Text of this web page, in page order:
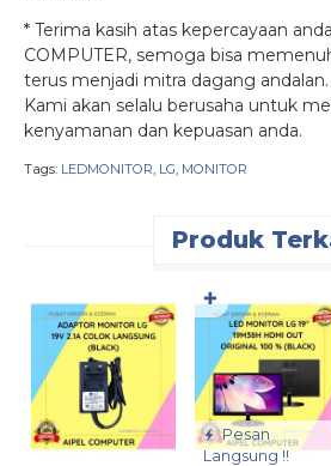
* Terima kasih atas kepercayaan
COMPUTER, semoga bisa
terus menjadi mitra dagang andalan.
Kami akan selalu berusaha untuk
kenyamanan dan kepuasan anda.
Tags: LEDMONITOR LG MONITOR
Produk
Pesan
Langsung !!
✚